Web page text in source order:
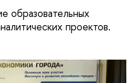
образовательных
проектов.